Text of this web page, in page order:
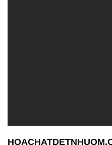
chuyên nghiệp trong lĩnh
chất, cam kết đem đến